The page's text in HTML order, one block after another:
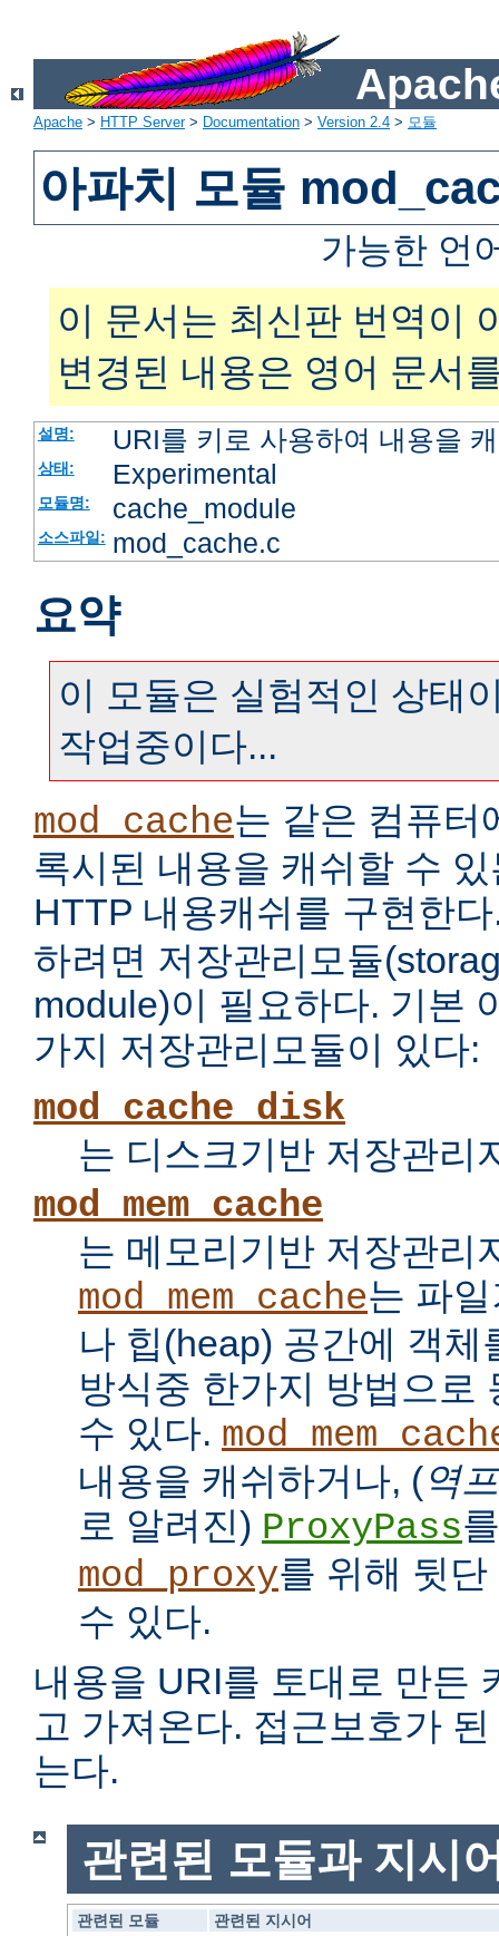
Apache > HTTP Server> Documentation > Version 2.4 > 모듈
아파치 모듈
가능한 언
이 문서는 최신판 번역이
변경된 내용은 영어 문서
설명: URI를 키로 사용하여 내용을
상태: Experimental
모듈명: cache_module
소스파일: mod_cache.c
요약
이 모듈은 실험적인 상태
작업중이다...
mod_cache는 같은 컴퓨터
록시된 내용을 캐쉬할 수
HTTP 내용캐쉬를 구현한
하려면 저장관리모듈
module)이 필요하다. 기본
가지 저장관리모듈이 있다:
mod_cache_disk
는 디스크기반 저장관리
mod_mem_cache
는 메모리기반 저장관리
mod_mem_cache는 파
나 힙(heap) 공간에 객
방식중 한가지 방법으로
수 있다.
내용을 캐쉬하거나, (역
로 알려진) ProxyPass
mod_proxy를 위해 뒷
수 있다.
내용을 URI를 토대로 만든
고 가져온다. 접근보호가
는다.
관련된 모듈과 지시
관련된 모듈
관련된 지시어